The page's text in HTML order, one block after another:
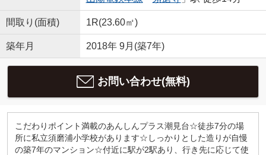
間取り(面積) 1R(23.60㎡)
築年月 2018年 9月(築7年)
お問い合わせ(無料)
こだわりポイント満載のあんしんプラス潮見台☆徒歩7分の場
所に私立須磨浦小学校があります☆しっかりとした造りが自慢
の築7年のマンション☆付近に駅が2駅あり、行き先に応じて使